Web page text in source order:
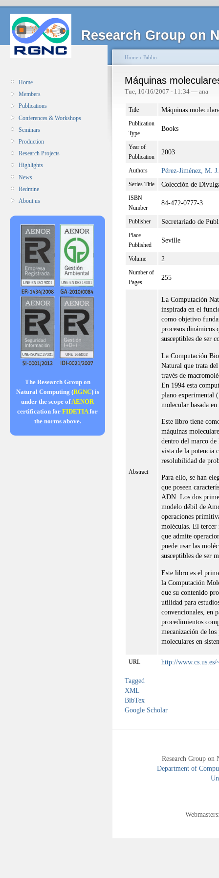
Research Group on
Home
Members
Publications
Conferences & Workshops
Seminars
Production
Research Projects
Highlights
News
Redmine
About us
The Research Group on
Natural Computing (RGNC) is
under the scope ofAENOR
certification for FIDETIAfor
the norms above.
Home › Biblio
Máquinas
Tue, 10/16/2007 - 11:34 — ana
Title Máquinas
Publication
Type
Books
Year of
Publication
2003
Authors Pérez-Jiménez, M. J.
Series Title Colección de
ISBN
Number
84-472-0777-3
Publisher Secretariado de
Place
Published
Seville
Volume 2
Number of
Pages
255
Abstract
La Computación
inspirada en el
como objetivo
procesos dinámicos
susceptibles de ser
La Computación
Natural que trata
través de
En 1994 esta
plano experimental
molecular basada
Este libro tiene
máquinas
dentro del marco
vista de la potencia
resolubilidad de
Para ello, se han
que poseen
ADN. Los dos
modelo débil de
operaciones
moléculas. El tercer
que admite
puede usar las
susceptibles de ser
Este libro es el
la Computación
que su contenido
utilidad para
convencionales, en
procedimientos
mecanización de
moleculares en
URL http://
Tagged
XML
BibTex
Google Scholar
Research Group
Department of